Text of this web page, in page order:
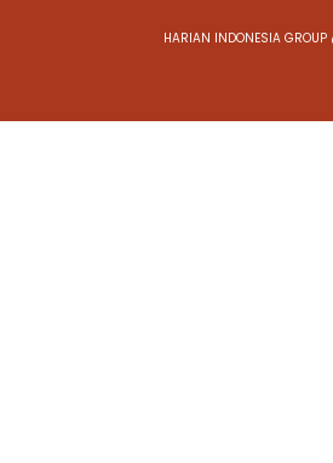
HARIAN INDONESIA